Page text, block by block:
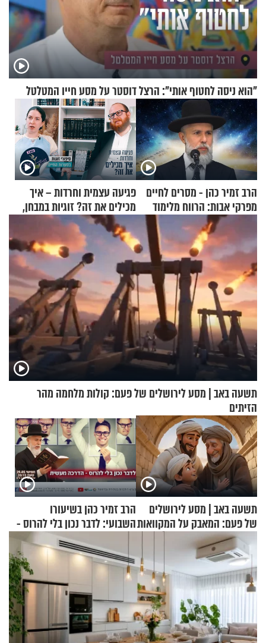
"הוא ניסה לחטוף אותי": הרצל דוסטר על מסע חייו המטלטל
הרב זמיר כהן - מסרים לחיים
מפרקי אבות: הרווח מלימוד
פגיעה עצמית וחרדות – איך
מכילים את זה? זוגיות במבחן,
הפעם עם יהודית ואלתר כהן
תשעה באב | מסע לירושלים של פעם: קולות מלחמה מהר
הזיתים
תשעה באב | מסע לירושלים
של פעם: המאבק על המקוואות
הרב זמיר כהן בשיעורו
השבועי: לדבר נכון בלי להרוס -
הדרכה מעשית